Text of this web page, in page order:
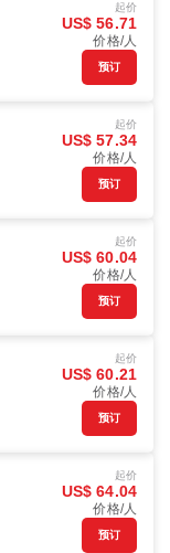
起价
US$ 56.71
价格/人
预订
起价
US$ 57.34
价格/人
预订
起价
US$ 60.04
价格/人
预订
起价
US$ 60.21
价格/人
预订
起价
US$ 64.04
价格/人
预订